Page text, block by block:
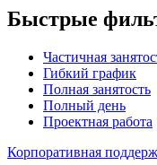
Быстрые
Частичная
Гибкий график
Полная занятость
Полный день
Проектная работа
Корпоративная